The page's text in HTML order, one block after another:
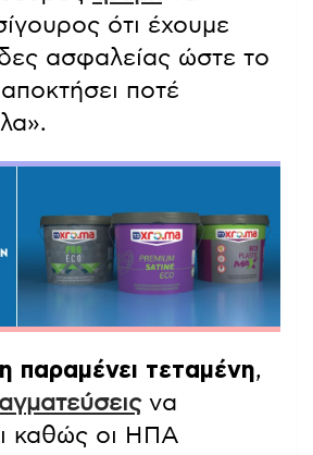
ότι έχουμε
ασφαλείας ώστε το
ποτέ
παραμένει τεταμένη,
να
καθώς οι ΗΠΑ